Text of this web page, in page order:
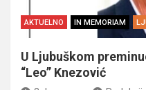
AKTUELNO IN MEMORIAM
U Ljubuškom
“Leo” Knezović